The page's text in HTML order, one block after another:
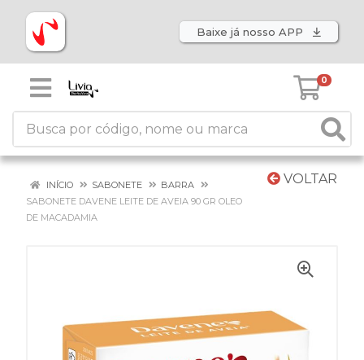
Baixe já nosso APP
0
VOLTAR
INÍCIO SABONETE
BARRA
SABONETE DAVENE LEITE DE AVEIA 90 GR OLEO
DE MACADAMIA